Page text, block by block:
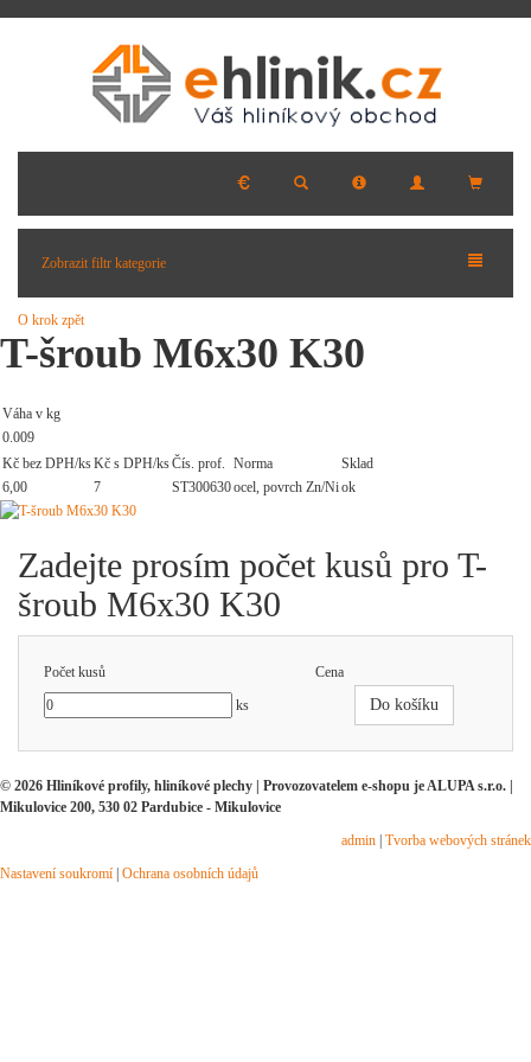
Zobrazit filtr kategorie
O krok zpět
T-šroub M6x30 K30
Váha v kg
0.009
Kč bez DPH/ksKč s DPH/ksČís. prof. Norma
Sklad
6,00
7 ST300630ocel, povrch Zn/Niok
Zadejte prosím počet kusů pro T-
šroub M6x30 K30
Počet kusů
Cena
ks
Do košíku
© 2026 Hliníkové profily, hliníkové plechy | Provozovatelem e-shopu je ALUPA s.r.o. |
Mikulovice 200, 530 02 Pardubice - Mikulovice
admin Tvorba webových stránek
Nastavení soukromí Ochrana osobních údajů